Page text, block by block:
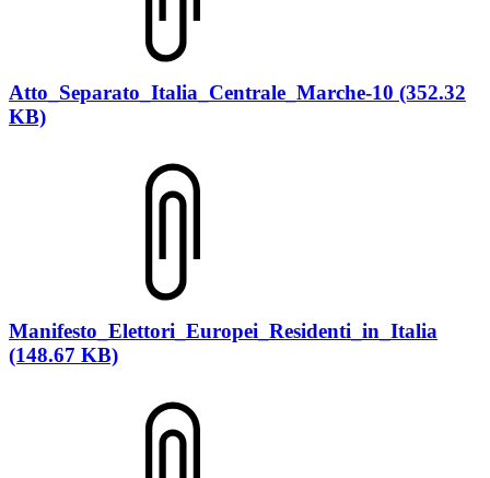
Atto_Separato_Italia_Centrale_Marche-10 (352.32
KB)
Manifesto_Elettori_Europei_Residenti_in_Italia
(148.67 KB)